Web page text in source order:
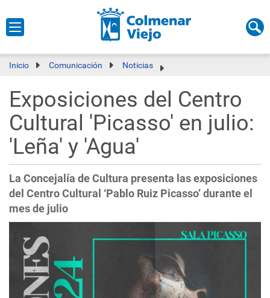
Inicio Comunicación Noticias
Exposiciones del Centro
Cultural 'Picasso' en julio:
'Leña' y 'Agua'
La Concejalía de Cultura presenta las exposiciones
del Centro Cultural ‘Pablo Ruiz Picasso’ durante el
mes de julio